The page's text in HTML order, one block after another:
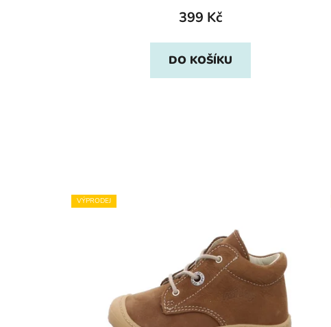
399 Kč
DO KOŠÍKU
VÝPRODEJ